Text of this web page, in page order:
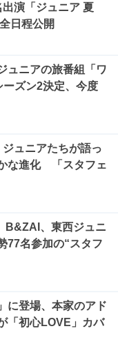
演「ジュニア 夏
日程公開
ュニアの旅番組「ワ
ズン2決定、今度
ュニアたちが語っ
な進化 「スタフェ
B&ZAI、東西ジュニ
77名参加の“スタフ
に登場、本家のアド
「初心LOVE」カバ